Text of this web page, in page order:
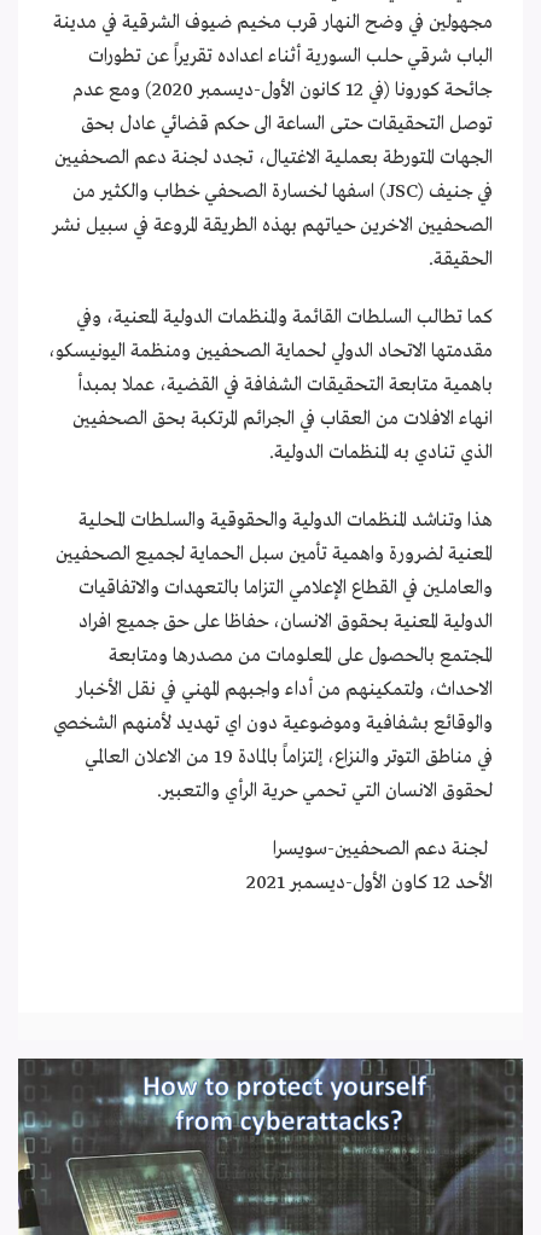
مجهولين في وضح النهار قرب مخيم ضيوف الشرقية في مدينة
الباب شرقي حلب السورية أثناء اعداده تقريراً عن تطورات
جائحة كورونا (في 12 كانون الأول-ديسمبر 2020) ومع عدم
توصل التحقيقات حتى الساعة الى حكم قضائي عادل بحق
الجهات المتورطة بعملية الاغتيال، تجدد لجنة دعم الصحفيين
في جنيف (JSC) اسفها لخسارة الصحفي خطاب والكثير من
الصحفيين الاخرين حياتهم بهذه الطريقة المروعة في سبيل نشر
الحقيقة.
كما تطالب السلطات القائمة والمنظمات الدولية المعنية، وفي
مقدمتها الاتحاد الدولي لحماية الصحفيين ومنظمة اليونيسكو،
باهمية متابعة التحقيقات الشفافة في القضية، عملا بمبدأ
انهاء الافلات من العقاب في الجرائم المرتكبة بحق الصحفيين
الذي تنادي به المنظمات الدولية.
هذا وتناشد المنظمات الدولية والحقوقية والسلطات المحلية
المعنية لضرورة واهمية تأمين سبل الحماية لجميع الصحفيين
والعاملين في القطاع الإعلامي التزاما بالتعهدات والاتفاقيات
الدولية المعنية بحقوق الانسان، حفاظا على حق جميع افراد
المجتمع بالحصول على المعلومات من مصدرها ومتابعة
الاحداث، ولتمكينهم من أداء واجبهم المهني في نقل الأخبار
والوقائع بشفافية وموضوعية دون اي تهديد لأمنهم الشخصي
في مناطق التوتر والنزاع، إلتزاماً بالمادة 19 من الاعلان العالمي
لحقوق الانسان التي تحمي حرية الرأي والتعبير.
لجنة دعم الصحفيين-سويسرا
الأحد 12 كاون الأول-ديسمبر 2021